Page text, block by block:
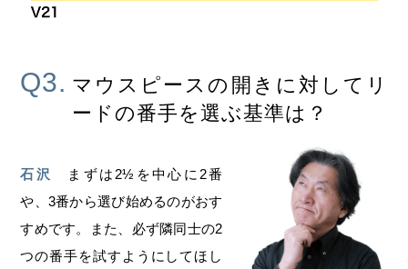
Q3. マウスピースの開きに対してリ
ードの番手を選ぶ基準は？
石沢
まずは2½を中心に2番
や、3番から選び始めるのがおす
すめです。また、必ず隣同士の2
つの番手を試すようにしてほし